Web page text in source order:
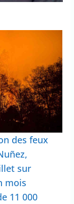
des feux
sur
mois
11 000